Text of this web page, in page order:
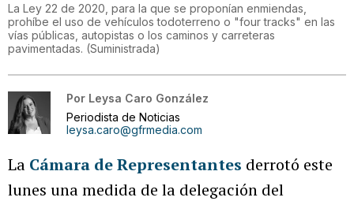
La Ley 22 de 2020, para la que se proponían enmiendas,
prohíbe el uso de vehículos todoterreno o "four tracks" en las
vías públicas, autopistas o los caminos y carreteras
pavimentadas. (Suministrada)
Por Leysa Caro González
Periodista de Noticias
leysa.caro@gfrmedia.com
La Cámara de Representantes derrotó este
lunes una medida de la delegación del